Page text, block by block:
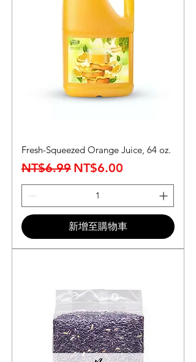
Fresh-Squeezed Orange Juice, 64 oz.
一般價格
NT$6.99 促銷價格
NT$6.00
新增至購物車